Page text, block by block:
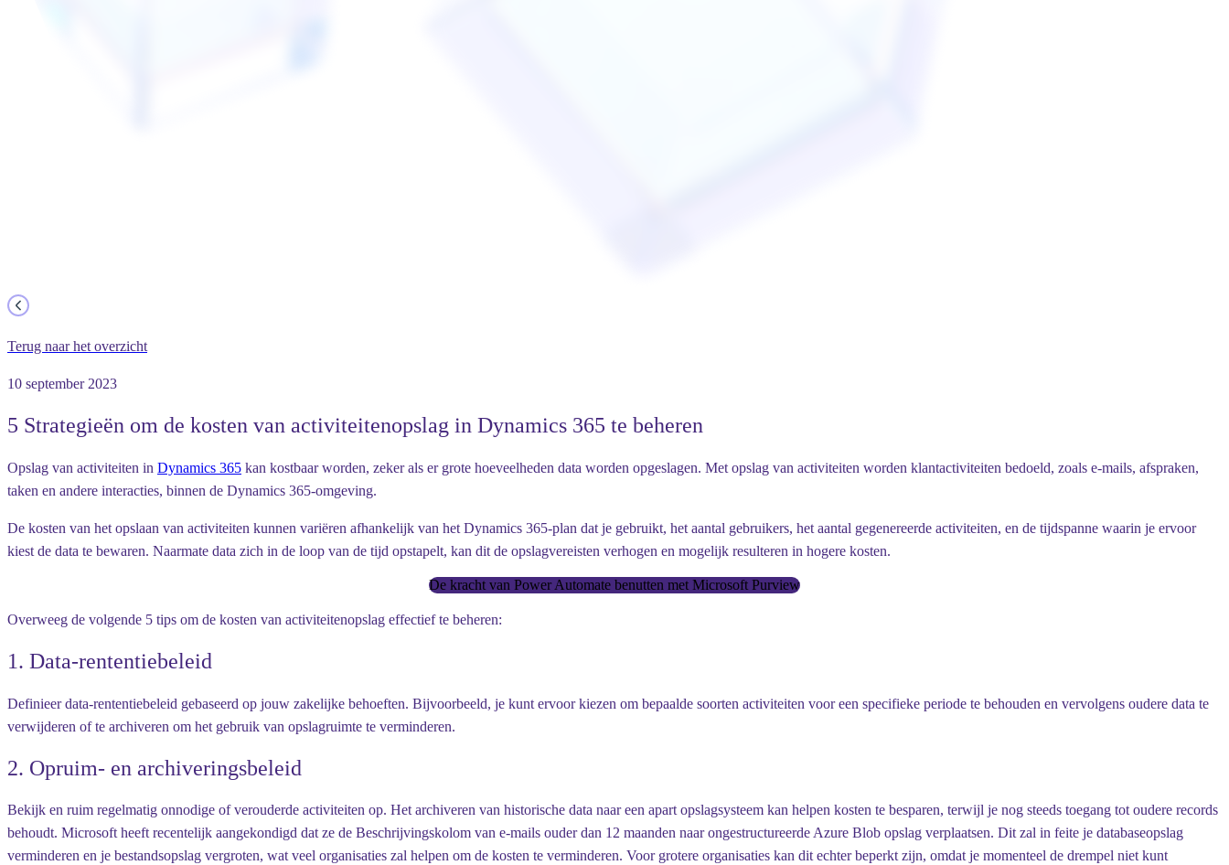
Terug naar het overzicht
10 september 2023
5 Strategieën om de kosten van activiteitenopslag in Dynamics 365 te beheren
Opslag van activiteiten in Dynamics 365 kan kostbaar worden, zeker als er grote hoeveelheden data worden opgeslagen. Met opslag van activiteiten worden klantactiviteiten bedoeld, zoals e-mails, afspraken,
taken en andere interacties, binnen de Dynamics 365-omgeving.
De kosten van het opslaan van activiteiten kunnen variëren afhankelijk van het Dynamics 365-plan dat je gebruikt, het aantal gebruikers, het aantal gegenereerde activiteiten, en de tijdspanne waarin je ervoor
kiest de data te bewaren. Naarmate data zich in de loop van de tijd opstapelt, kan dit de opslagvereisten verhogen en mogelijk resulteren in hogere kosten.
De kracht van Power Automate benutten met Microsoft Purview
Overweeg de volgende 5 tips om de kosten van activiteitenopslag effectief te beheren:
1. Data-rententiebeleid
Definieer data-rententiebeleid gebaseerd op jouw zakelijke behoeften. Bijvoorbeeld, je kunt ervoor kiezen om bepaalde soorten activiteiten voor een specifieke periode te behouden en vervolgens oudere data te
verwijderen of te archiveren om het gebruik van opslagruimte te verminderen.
2. Opruim- en archiveringsbeleid
Bekijk en ruim regelmatig onnodige of verouderde activiteiten op. Het archiveren van historische data naar een apart opslagsysteem kan helpen kosten te besparen, terwijl je nog steeds toegang tot oudere records
behoudt. Microsoft heeft recentelijk aangekondigd dat ze de Beschrijvingskolom van e-mails ouder dan 12 maanden naar ongestructureerde Azure Blob opslag verplaatsen. Dit zal in feite je databaseopslag
verminderen en je bestandsopslag vergroten, wat veel organisaties zal helpen om de kosten te verminderen. Voor grotere organisaties kan dit echter beperkt zijn, omdat je momenteel de drempel niet kunt